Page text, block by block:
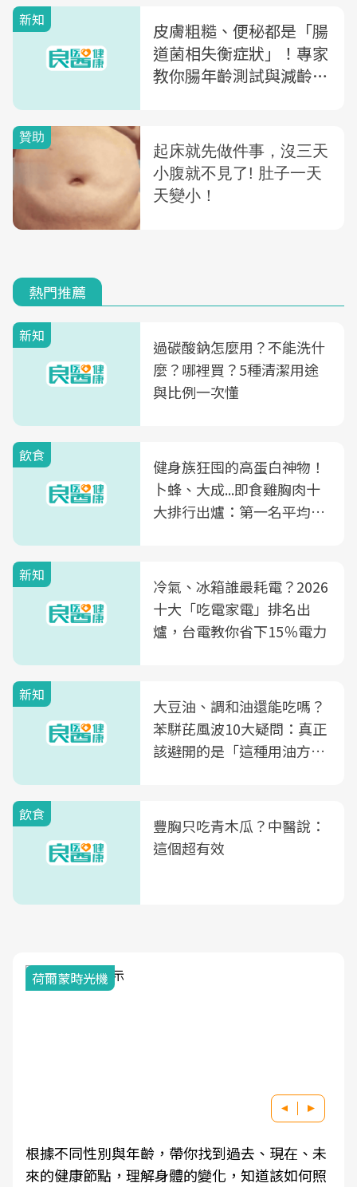
新知
皮膚粗糙、便秘都是「腸
道菌相失衡症狀」！專家
教你腸年齡測試與減齡妙
熱門推薦
新知
過碳酸鈉怎麼用？不能洗什
麼？哪裡買？5種清潔用途
與比例一次懂
飲食
健身族狂囤的高蛋白神物！
卜蜂、大成...即食雞胸肉十
大排行出爐：第一名平均一
新知
冷氣、冰箱誰最耗電？2026
十大「吃電家電」排名出
爐，台電教你省下15％電力
新知
大豆油、調和油還能吃嗎？
苯駢芘風波10大疑問：真正
該避開的是「這種用油方
飲食
豐胸只吃青木瓜？中醫說：
這個超有效
荷爾蒙時光機
根據不同性別與年齡，帶你找到過去、現在、未
來的健康節點，理解身體的變化，知道該如何照